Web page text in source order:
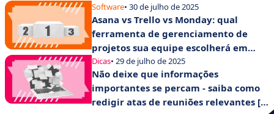
para aumentar a produtividade de
suas equipes?
Software• 30 de julho de 2025
Asana vs Trello vs Monday: qual
ferramenta de gerenciamento de
projetos sua equipe escolherá em
2025?
Dicas• 29 de julho de 2025
Não deixe que informações
importantes se percam - saiba como
redigir atas de reuniões relevantes [+